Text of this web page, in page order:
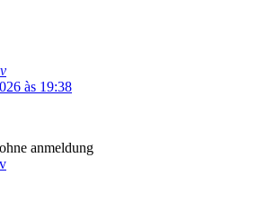
às 19:38
anmeldung